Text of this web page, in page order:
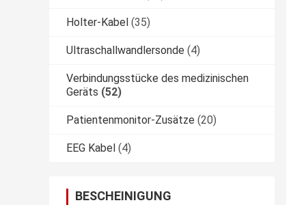
Holter-Kabel (35)
Ultraschallwandlersonde (4)
Verbindungsstücke des medizinischen
Geräts (52)
Patientenmonitor-Zusätze (20)
EEG Kabel (4)
BESCHEINIGUNG